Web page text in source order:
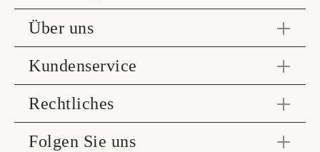
Über uns
Kundenservice
Rechtliches
Folgen Sie uns